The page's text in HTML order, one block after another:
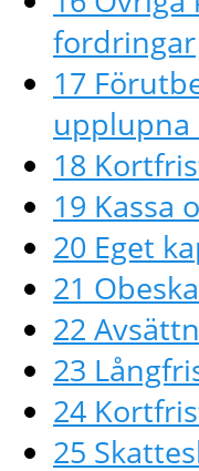
fordringar
17
18
19 Kassa
20 Eget
21
22
23
24
25